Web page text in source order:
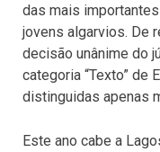
das mais
jovens algarvios. De
decisão unânime do
categoria “Texto” de
distinguidas apenas
Este ano cabe a